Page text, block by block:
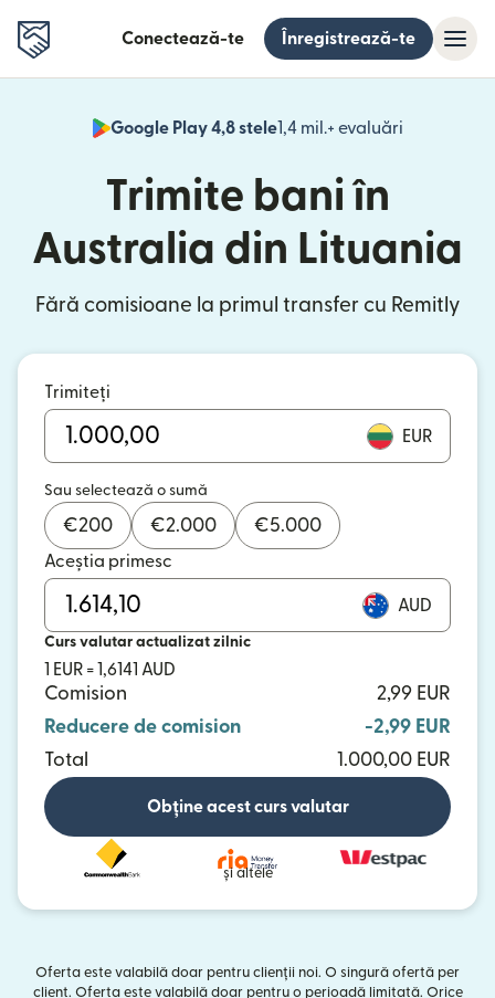
Conectează-te Înregistrează-te
Google Play 4,8 stele1,4 mil.+ evaluări
(se
Trimite bani în
Australia din Lituania
Fără comisioane la primul transfer cu Remitly
Trimiteți
EUR
Sau selectează o sumă
€200 €2.000 €5.000
Aceștia primesc
AUD
Curs valutar actualizat zilnic
1 EUR = 1,6141 AUD
Comision
2,99 EUR
Reducere de comision
-2,99 EUR
Total
1.000,00 EUR
Obține acest curs valutar
și altele
Oferta este valabilă doar pentru clienții noi. O singură ofertă per
client. Oferta este valabilă doar pentru o perioadă limitată. Orice